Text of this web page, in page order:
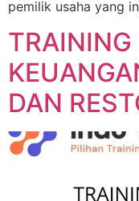
pemilik usaha yang
DAN